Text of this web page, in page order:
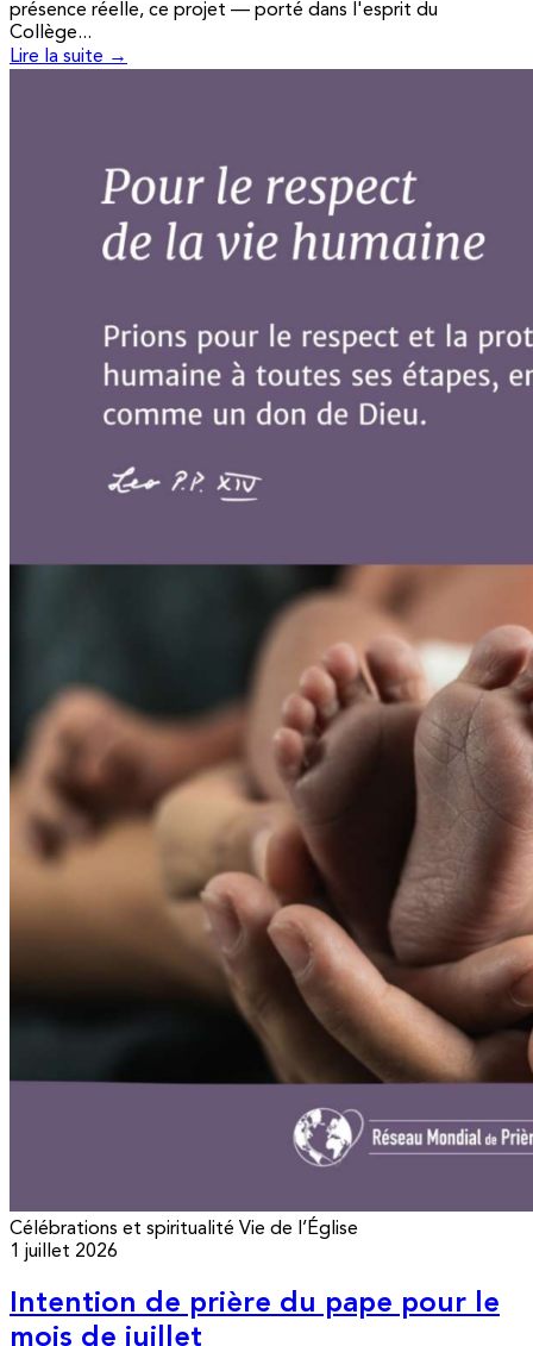
présence réelle, ce projet — porté dans l'esprit du
Collège...
Lire la suite →
Célébrations et spiritualité Vie de l’Église
1 juillet 2026
Intention de prière du pape pour le
mois de juillet